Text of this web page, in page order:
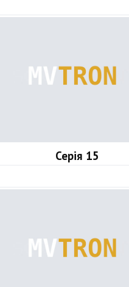
Серія 15